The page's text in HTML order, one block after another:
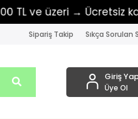
üzeri → Ücretsiz kargo
Sipariş Takip Sıkça Sorulan
Giriş
Üye Ol